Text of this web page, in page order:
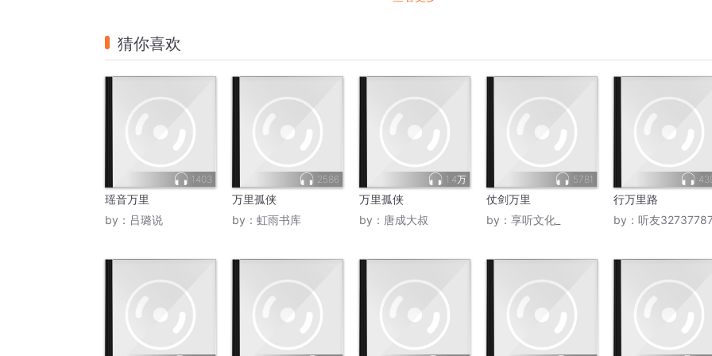
猜你喜欢
1403
瑶音万里
by： 吕璐说
2586
万里孤侠
by： 虹雨书库
1.4万
万里孤侠
by： 唐成大叔
5781
仗剑万里
by： 享听文化_
行万里路
by： 听友